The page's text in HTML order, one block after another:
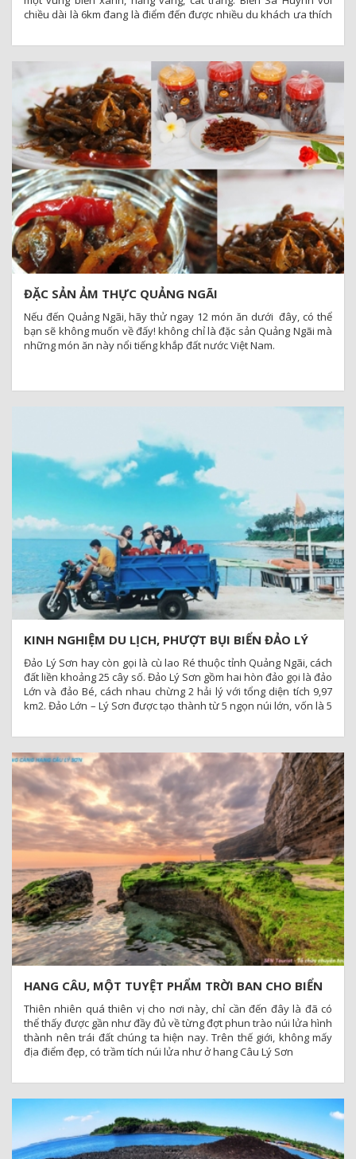
chiều dài là 6km đang là điểm đến được nhiều du khách ưa thích
ĐẶC SẢN ẢM THỰC QUẢNG NGÃI
Nếu đến Quảng Ngãi, hãy thử ngay 12 món ăn dưới đây, có thể
bạn sẽ không muốn về đấy! không chỉ là đặc sản Quảng Ngãi mà
những món ăn này nổi tiếng khắp đất nước Việt Nam.
KINH NGHIỆM DU LỊCH, PHƯỢT BỤI BIỂN ĐẢO LÝ
SƠN – QUẢNG NGÃI
Đảo Lý Sơn hay còn gọi là cù lao Ré thuộc tỉnh Quảng Ngãi, cách
đất liền khoảng 25 cây số. Đảo Lý Sơn gồm hai hòn đảo gọi là đảo
Lớn và đảo Bé, cách nhau chừng 2 hải lý với tổng diện tích 9,97
km2. Đảo Lớn – Lý Sơn được tạo thành từ 5 ngọn núi lớn, vốn là 5
HANG CÂU, MỘT TUYỆT PHẨM TRỜI BAN CHO BIỂN
LÝ SƠN - QUẢNG NGÃI
Thiên nhiên quá thiên vị cho nơi này, chỉ cần đến đây là đã có
thể thấy được gần như đầy đủ về từng đợt phun trào núi lửa hình
thành nên trái đất chúng ta hiện nay. Trên thế giới, không mấy
địa điểm đẹp, có trầm tích núi lửa như ở hang Câu Lý Sơn